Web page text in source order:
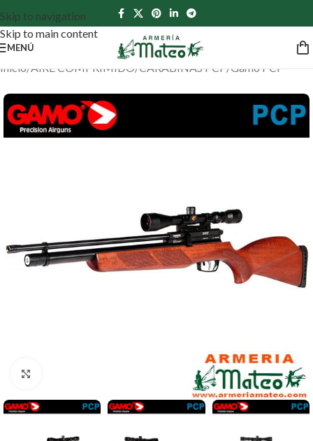
Skip to navigation
Skip to main content
MENÚ
Inicio/AIRE COMPRIMIDO/ CARABINAS PCP / Gamo PCP